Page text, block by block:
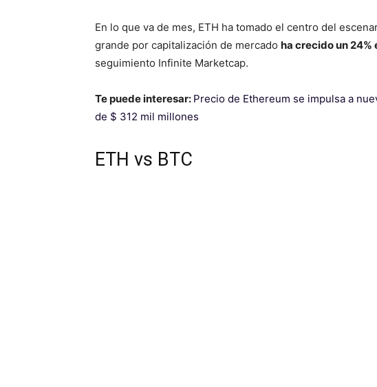
En lo que va de mes, ETH ha tomado el centro del
grande por capitalización de mercado ha crecido un 24%
seguimiento Infinite Marketcap.
Te puede interesar: Precio de Ethereum se impulsa a
de $ 312 mil millones
ETH vs BTC